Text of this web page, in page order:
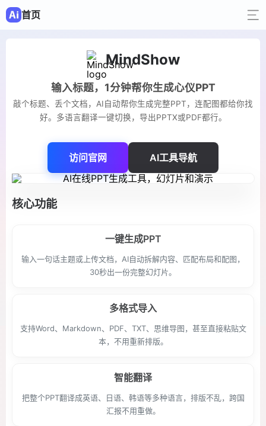
首页
MindShow
输入标题，1分钟帮你生成心仪PPT
敲个标题、丢个文档，AI自动帮你生成完整PPT，连配图都给你找
好。多语言翻译一键切换，导出PPTX或PDF都行。
访问官网 AI工具导航
核心功能
一键生成PPT
输入一句话主题或上传文档，AI自动拆解内容、匹配布局和配图，
30秒出一份完整幻灯片。
多格式导入
支持Word、Markdown、PDF、TXT、思维导图，甚至直接粘贴文
本，不用重新排版。
智能翻译
把整个PPT翻译成英语、日语、韩语等多种语言，排版不乱，跨国
汇报不用重做。